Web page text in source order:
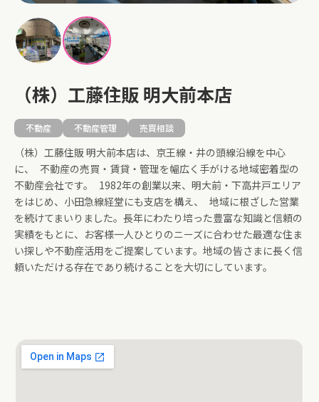
（株）工藤住販 明大前本店
不動産 不動産管理 売買相談
（株）工藤住販 明大前本店は、京王線・井の頭線沿線を中心
に、 不動産の売買・賃貸・管理を幅広く手がける地域密着型の
不動産会社です。 1982年の創業以来、明大前・下高井戸エリア
をはじめ、小田急線経堂にも支店を構え、 地域に根ざした営業
を続けてまいりました。長年にわたり培った豊富な知識と信頼の
実績をもとに、お客様一人ひとりのニーズに合わせた最適な住ま
い探しや不動産活用をご提案しています。地域の皆さまに長く信
頼いただける存在であり続けることを大切にしています。